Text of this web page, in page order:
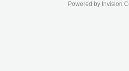
Powered by Invision